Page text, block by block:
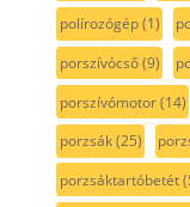
polírozógép(1)
porszívócső(9)
porszívómotor(14)
porzsák(25)
porzsáktartóbetét